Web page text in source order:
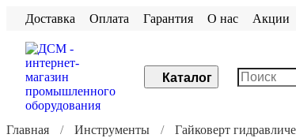
Доставка Оплата Гарантия О нас Акции
Каталог
Главная Инструменты Гайковерт